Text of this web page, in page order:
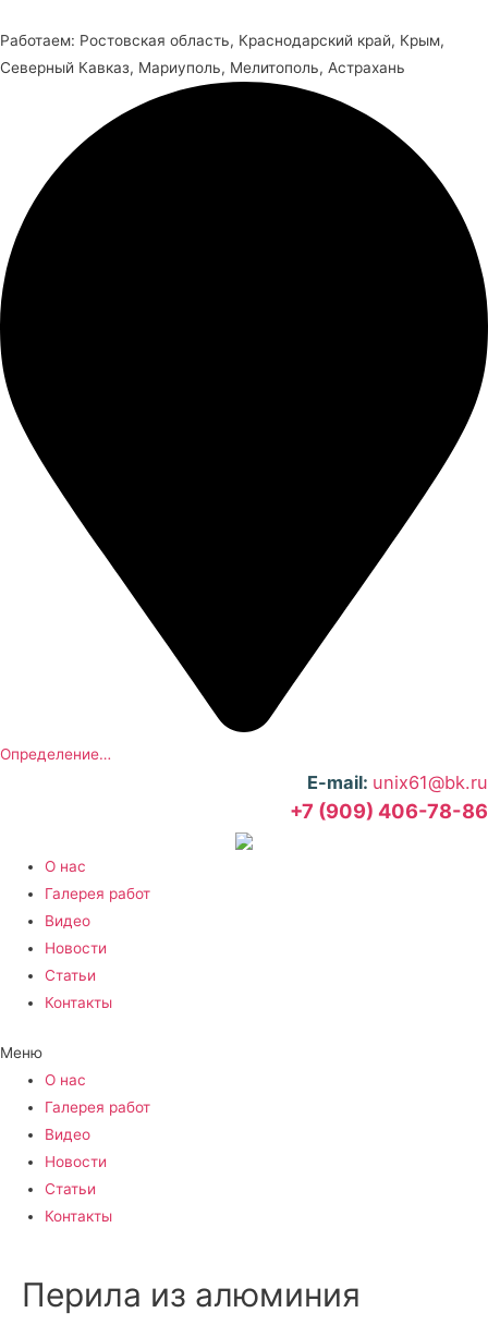
Работаем: Ростовская область, Краснодарский край, Крым,
Северный Кавказ, Мариуполь, Мелитополь, Астрахань
Определение…
E-mail: unix61@bk.ru
+7 (909) 406-78-86
О нас
Галерея работ
Видео
Новости
Статьи
Контакты
Меню
О нас
Галерея работ
Видео
Новости
Статьи
Контакты
Перила из алюминия